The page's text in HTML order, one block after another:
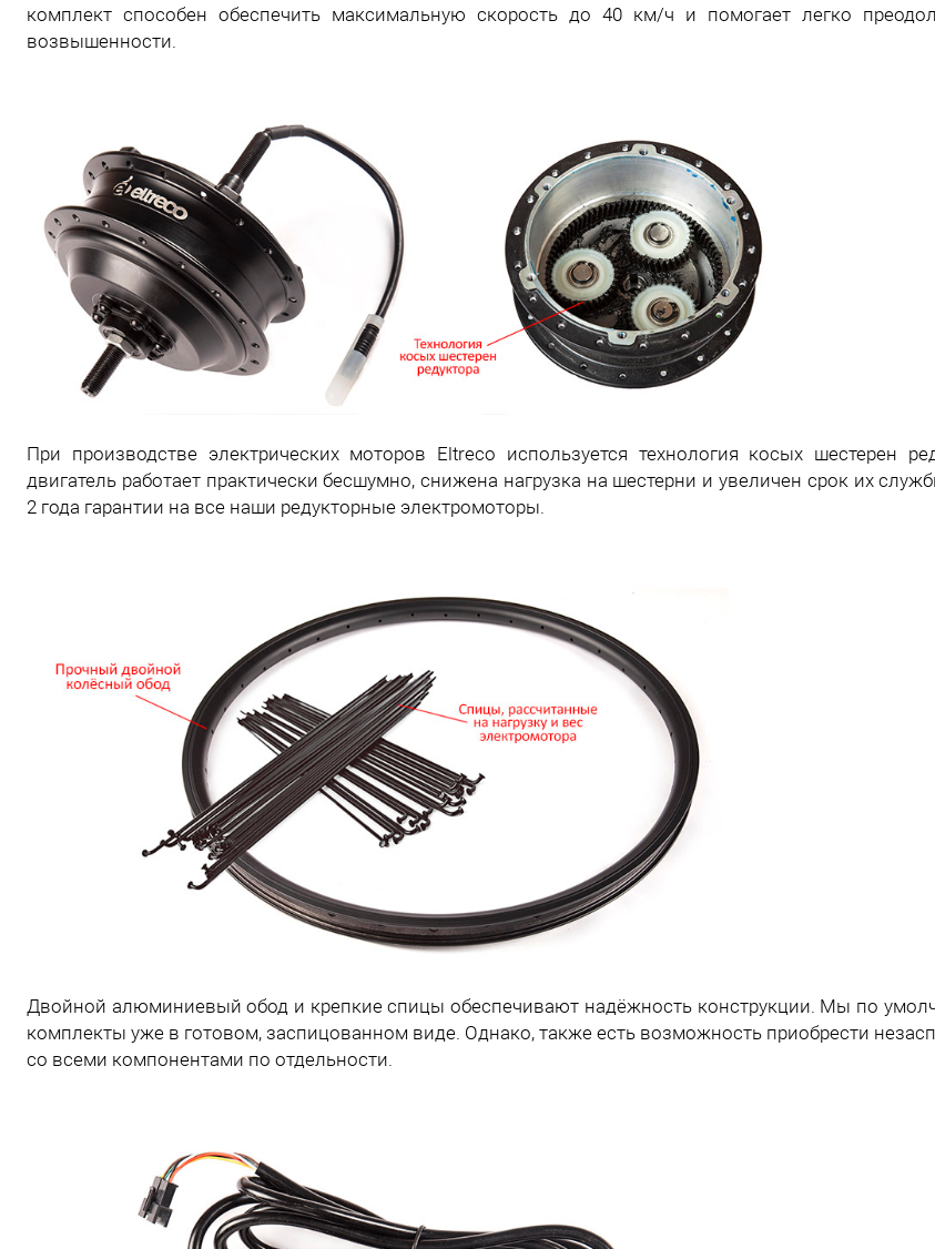
комплект способен обеспечить максимальную скорость до 40 км/ч и помогает легко
возвышенности.
При производстве электрических моторов Eltreco используется технология косых шестерен
двигатель работает практически бесшумно, снижена нагрузка на шестерни и увеличен срок их
2 года гарантии на все наши редукторные электромоторы.
Двойной алюминиевый обод и крепкие спицы обеспечивают надёжность конструкции. Мы по
комплекты уже в готовом, заспицованном виде. Однако, также есть возможность приобрести
со всеми компонентами по отдельности.